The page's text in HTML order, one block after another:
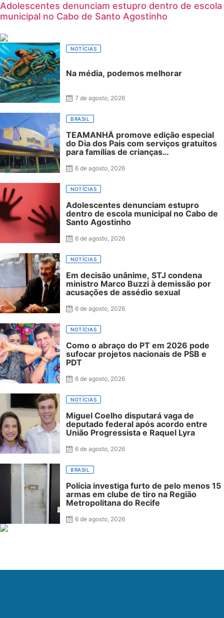
Adolescentes denunciam estupro dentro de escola
municipal no Cabo de Santo Agostinho
NOTÍCIAS
Na média, podemos melhorar
7 de agosto, 2026
BRASIL
TEAMANHÃ promove edição especial
do Dia dos Pais com serviços gratuitos
para famílias de crianças
6 de agosto, 2026
NOTÍCIAS
Adolescentes denunciam estupro
dentro de escola municipal no Cabo de
Santo Agostinho
6 de agosto, 2026
NOTÍCIAS
Em decisão unânime, STJ condena
ministro Marco Buzzi à demissão por
acusações de assédio sexual
6 de agosto, 2026
NOTÍCIAS
Como o abraço do PT em 2026 pode
sufocar projetos nacionais de PSB e
PDT
6 de agosto, 2026
NOTÍCIAS
Miguel Coelho disputará vaga de
deputado federal após acordo entre
União Progressista e Raquel Lyra
6 de agosto, 2026
BRASIL
Polícia investiga furto de pelo menos 15
armas em clube de tiro na Região
Metropolitana do Recife
6 de agosto, 2026